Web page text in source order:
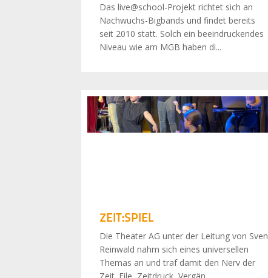
Das live@school-Projekt richtet sich an
Nachwuchs-Bigbands und findet bereits
seit 2010 statt. Solch ein beeindruckendes
Niveau wie am MGB haben di...
ZEIT:SPIEL
Die Theater AG unter der Leitung von Sven
Reinwald nahm sich eines universellen
Themas an und traf damit den Nerv der